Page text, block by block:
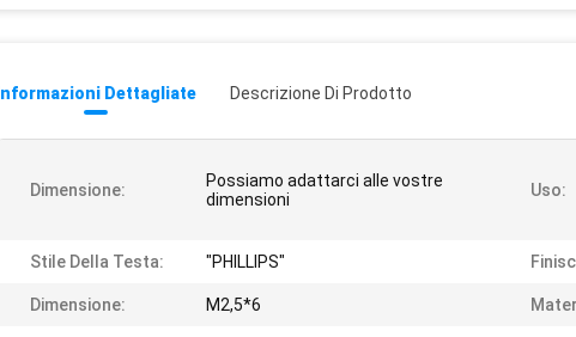
Informazioni Dettagliate Descrizione Di Prodotto
Dimensione:
Possiamo adattarci alle vostre
dimensioni
Uso:
Stile Della Testa: "PHILLIPS"
Dimensione: M2,5*6